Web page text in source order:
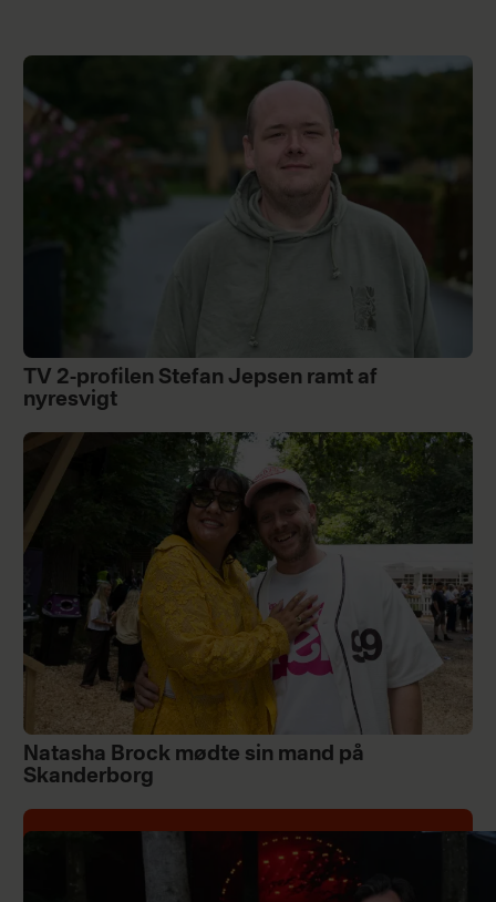
TV 2-profilen Stefan Jepsen ramt af
nyresvigt
Natasha Brock mødte sin mand på
Skanderborg